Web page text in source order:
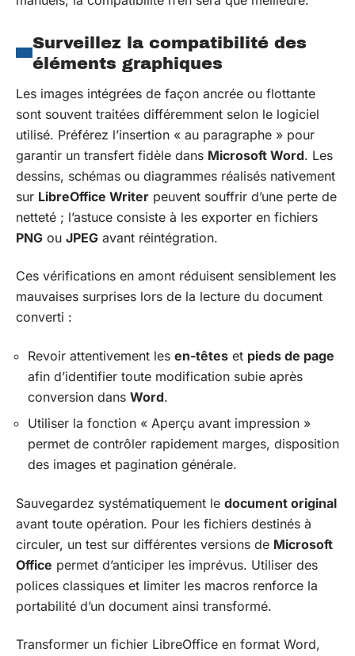
Surveillez la compatibilité des
éléments graphiques
Les images intégrées de façon ancrée ou flottante
sont souvent traitées différemment selon le logiciel
utilisé. Préférez l’insertion « au paragraphe » pour
garantir un transfert fidèle dans Microsoft Word. Les
dessins, schémas ou diagrammes réalisés nativement
sur LibreOffice Writer peuvent souffrir d’une perte de
netteté ; l’astuce consiste à les exporter en fichiers
PNG ou JPEG avant réintégration.
Ces vérifications en amont réduisent sensiblement les
mauvaises surprises lors de la lecture du document
converti :
Revoir attentivement les en-têtes et pieds de page
afin d’identifier toute modification subie après
conversion dans Word.
Utiliser la fonction « Aperçu avant impression »
permet de contrôler rapidement marges, disposition
des images et pagination générale.
Sauvegardez systématiquement le document original
avant toute opération. Pour les fichiers destinés à
circuler, un test sur différentes versions de Microsoft
Office permet d’anticiper les imprévus. Utiliser des
polices classiques et limiter les macros renforce la
portabilité d’un document ainsi transformé.
Transformer un fichier LibreOffice en format Word,